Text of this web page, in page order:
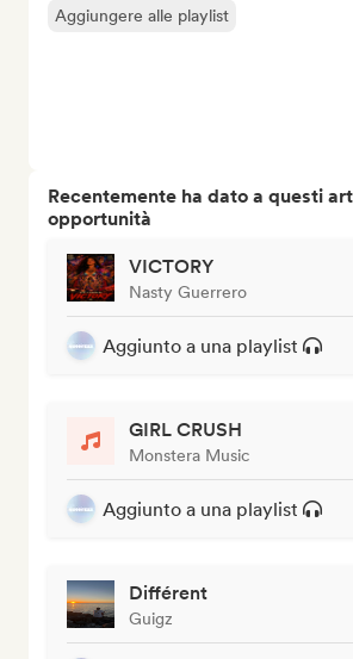
Aggiungere alle playlist
Recentemente ha dato a questi
opportunità
VICTORY
Nasty Guerrero
Aggiunto a una playlist
GIRL CRUSH
Monstera Music
Aggiunto a una playlist
Différent
Guigz